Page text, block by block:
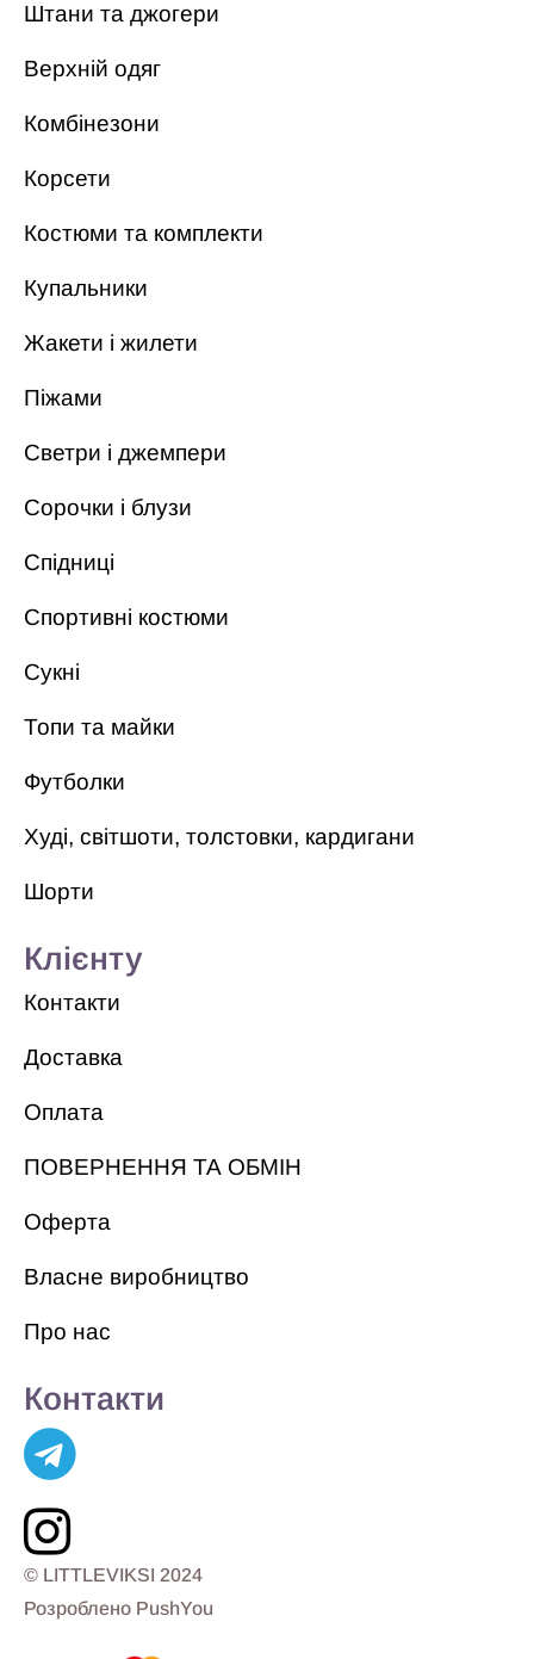
Штани та джогери
Верхній одяг
Комбінезони
Корсети
Костюми та комплекти
Купальники
Жакети і жилети
Піжами
Светри і джемпери
Сорочки і блузи
Спідниці
Спортивні костюми
Сукні
Топи та майки
Футболки
Худі, світшоти, толстовки, кардигани
Шорти
Клієнту
Контакти
Доставка
Оплата
ПОВЕРНЕННЯ ТА ОБМІН
Оферта
Власне виробництво
Про нас
Контакти
© LITTLEVIKSI 2024
Розроблено PushYou